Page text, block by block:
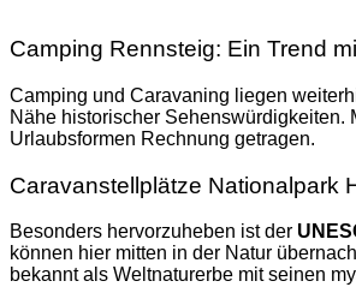
Camping Rennsteig: Ein Trend
Camping und Caravaning liegen
Nähe historischer Sehenswürdigkeiten.
Urlaubsformen Rechnung getragen.
Caravanstellplätze Nationalpark
Besonders hervorzuheben ist der
können hier mitten in der Natur
bekannt als Weltnaturerbe mit seinen